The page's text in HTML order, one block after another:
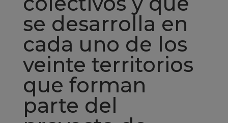
se desarrolla en
cada uno de los
veinte territorios
que forman
parte del